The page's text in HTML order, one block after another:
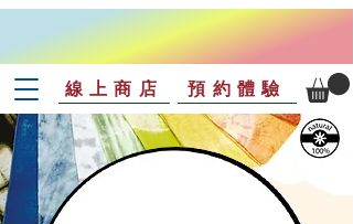
線上商店 預約體驗